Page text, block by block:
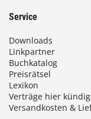
Service
Downloads
Linkpartner
Buchkatalog
Preisrätsel
Lexikon
Verträge hier
Versandkosten &